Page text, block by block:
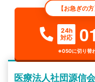
【お急ぎの
24h
対応
※050に切り替
医療法人社団源信